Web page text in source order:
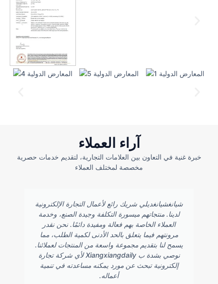
آراء العملاء
خبرة غنية في التعاون بين العلامات التجارية، لتقديم خدمات حصرية
مخصصة لمختلف العملاء
شيانغشيانغديلي شريك رائع لأعمال التجارة الإلكترونية
لدينا. منتجاتهم ميسورة التكلفة وجيدة الصنع، وخدمة
العملاء الخاصة بهم فعالة ومفيدة دائمًا. نحن نقدر
مرونتهم فيما يتعلق بالحد الأدنى لكمية الطلب، مما
يسمح لنا بتقديم مجموعة واسعة من المنتجات لعملائنا.
نوصي بشدة ب Xiangxiangdaily لأي شركة تجارة
إلكترونية تبحث عن مورد يمكنه مساعدته في تنمية
أعماله.